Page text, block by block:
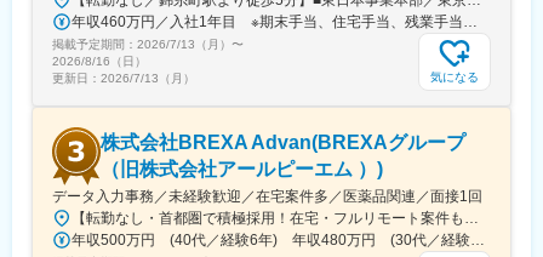
います）が発生します。
※国内出張の頻度は1~3回/年です。(一部海外出張の場合がござい
ます。）
30代～40代で構成されています。
お子様がおられる社員が多く、在宅勤務のため子育てしながらキ
ャリアを築ける環境です。
こちらの組織には、内資外資の製薬企業でのCMC業務の経験者や
研究所での経験、CMC薬事の経験者が多いです。
掲載予定期間： 2026/7/13（月） 〜
2026/8/16（日）
更新日： 2026/7/13（月） 気になる
株式会社BREXA Advan(BREXAグループ
（旧株式会社アールピーエム ）)
データ入力事務／未経験歓迎／在宅案件多／医薬品関連／面接1回